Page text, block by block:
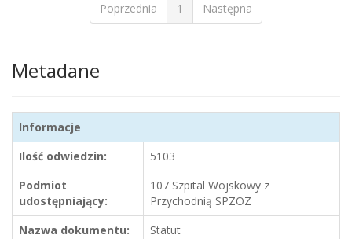
Poprzednia
1 Następna
Metadane
Informacje
Ilość odwiedzin:
5103
Podmiot
udostępniający:
107 Szpital Wojskowy z
Przychodnią SPZOZ
Nazwa dokumentu:
Statut